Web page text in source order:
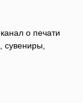
о печати
сувениры,